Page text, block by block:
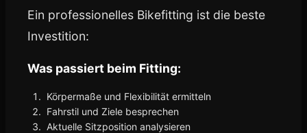
Ein professionelles Bikefitting ist die beste
Investition:
Was passiert beim Fitting:
Körpermaße und Flexibilität ermitteln
Fahrstil und Ziele besprechen
Aktuelle Sitzposition analysieren